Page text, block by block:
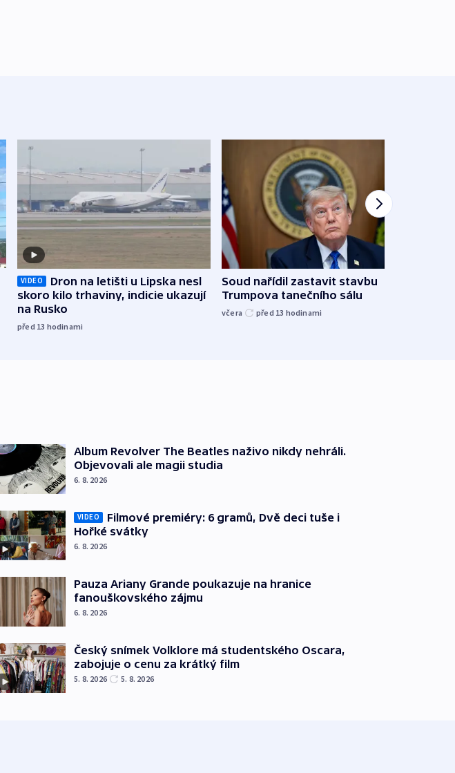
VIDEO
Dron na letišti u Lipska nesl
skoro kilo trhaviny, indicie ukazují
na Rusko
před 13 hodinami
Soud nařídil zastavit stavbu
Trumpova tanečního sálu
včera před 13 hodinami
Album Revolver The Beatles naživo nikdy nehráli.
Objevovali ale magii studia
6. 8. 2026
VIDEO
Filmové premiéry: 6 gramů, Dvě deci tuše i
Hořké svátky
6. 8. 2026
Pauza Ariany Grande poukazuje na hranice
fanouškovského zájmu
6. 8. 2026
Český snímek Volklore má studentského Oscara,
zabojuje o cenu za krátký film
5. 8. 2026 5. 8. 2026